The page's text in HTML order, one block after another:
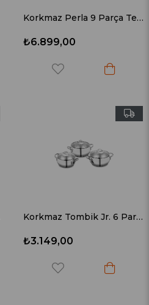
Korkmaz Perla 9 Parça Tencere Seti A1609
₺6.899,00
Korkmaz Tombik Jr. 6 Parça Tencere Seti A1801
₺3.149,00